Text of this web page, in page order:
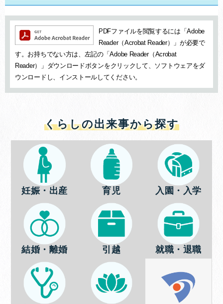
追加情報：PDFファイル
PDFファイルを閲覧するには「Adobe
Reader（Acrobat Reader）」が必要で
す。お持ちでない方は、左記の「Adobe Reader（Acrobat
Reader）」ダウンロードボタンをクリックして、ソフトウェアをダ
ウンロードし、インストールしてください。
くらしの出来事から探す
妊娠・出産 育児 入園・入学
結婚・離婚 引越 就職・退職